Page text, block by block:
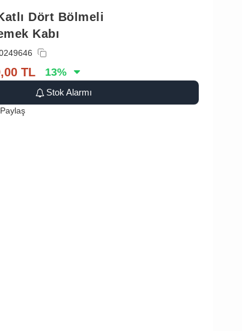
Dört Bölmeli
Kabı
TL 13%
Stok Alarmı
Paylaş